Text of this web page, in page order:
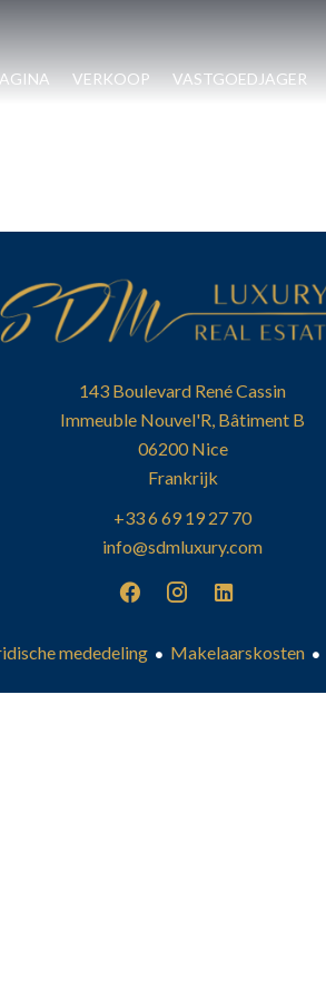
VERKOOP VASTGOEDJAGER
143 Boulevard René Cassin
Immeuble Nouvel'R, Bâtiment B
06200Nice
Frankrijk
+33 6 69 19 27 70
info@sdmluxury.com
mededeling Makelaarskosten